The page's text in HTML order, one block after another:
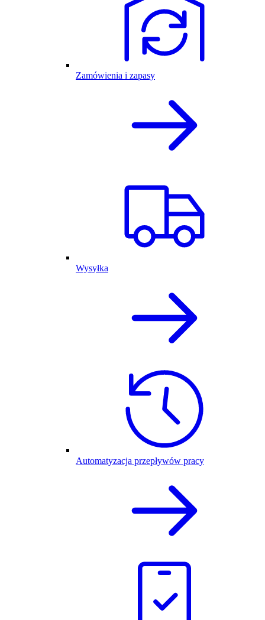
Zamówienia i zapasy
Wysyłka
Automatyzacja przepływów pracy